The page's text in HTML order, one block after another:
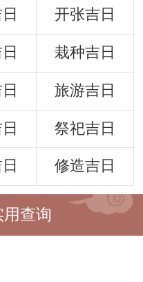
开张吉日
栽种吉日
旅游吉日
祭祀吉日
修造吉日
查询